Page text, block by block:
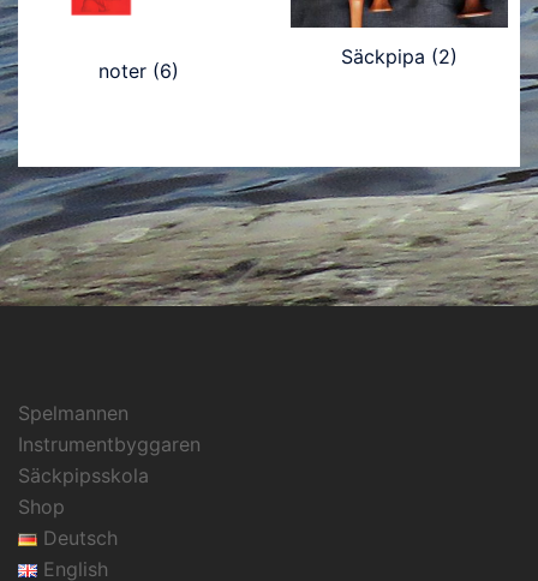
noter (6)
Säckpipa (2)
Spelmannen
Instrumentbyggaren
Säckpipsskola
Shop
Deutsch
English